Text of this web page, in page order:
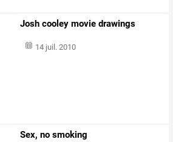
Josh cooley movie drawings
14 juil. 2010
Sex, no smoking